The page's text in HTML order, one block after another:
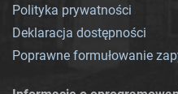
Polityka prywatności
Deklaracja dostępności
Poprawne formułowanie